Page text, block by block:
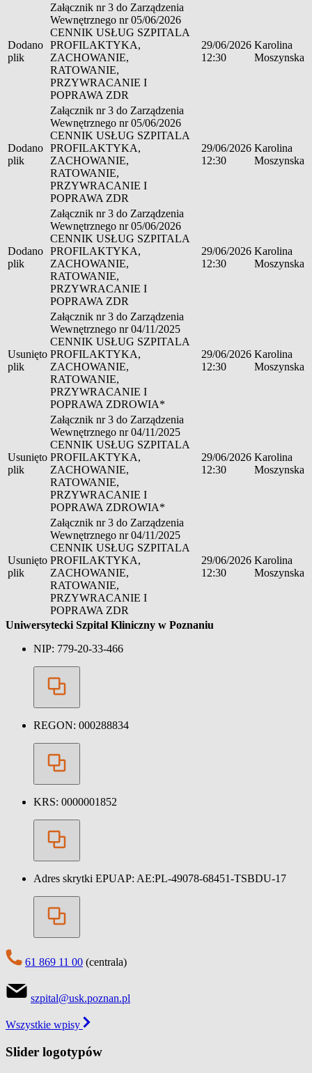
Dodano
plik
Załącznik nr 3 do Zarządzenia
Wewnętrznego nr 05/06/2026
CENNIK USŁUG SZPITALA
PROFILAKTYKA,
ZACHOWANIE,
RATOWANIE,
PRZYWRACANIE I
POPRAWA ZDR
29/06/2026
12:30
Karolina
Moszynska
Dodano
plik
Załącznik nr 3 do Zarządzenia
Wewnętrznego nr 05/06/2026
CENNIK USŁUG SZPITALA
PROFILAKTYKA,
ZACHOWANIE,
RATOWANIE,
PRZYWRACANIE I
POPRAWA ZDR
29/06/2026
12:30
Karolina
Moszynska
Dodano
plik
Załącznik nr 3 do Zarządzenia
Wewnętrznego nr 05/06/2026
CENNIK USŁUG SZPITALA
PROFILAKTYKA,
ZACHOWANIE,
RATOWANIE,
PRZYWRACANIE I
POPRAWA ZDR
29/06/2026
12:30
Karolina
Moszynska
Usunięto
plik
Załącznik nr 3 do Zarządzenia
Wewnętrznego nr 04/11/2025
CENNIK USŁUG SZPITALA
PROFILAKTYKA,
ZACHOWANIE,
RATOWANIE,
PRZYWRACANIE I
POPRAWA ZDROWIA*
29/06/2026
12:30
Karolina
Moszynska
Usunięto
plik
Załącznik nr 3 do Zarządzenia
Wewnętrznego nr 04/11/2025
CENNIK USŁUG SZPITALA
PROFILAKTYKA,
ZACHOWANIE,
RATOWANIE,
PRZYWRACANIE I
POPRAWA ZDROWIA*
29/06/2026
12:30
Karolina
Moszynska
Usunięto
plik
Załącznik nr 3 do Zarządzenia
Wewnętrznego nr 04/11/2025
CENNIK USŁUG SZPITALA
PROFILAKTYKA,
ZACHOWANIE,
RATOWANIE,
PRZYWRACANIE I
POPRAWA ZDR
29/06/2026
12:30
Karolina
Moszynska
Uniwersytecki Szpital Kliniczny w Poznaniu
NIP: 779-20-33-466
REGON: 000288834
KRS: 0000001852
Adres skrytki EPUAP: AE:PL-49078-68451-TSBDU-17
61 869 11 00 (centrala)
szpital@usk.poznan.pl
Wszystkie wpisy
Slider logotypów